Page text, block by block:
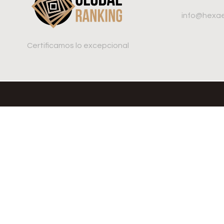
Certificamos lo excepcional